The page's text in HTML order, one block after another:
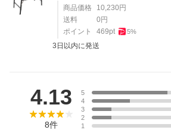
商品価格 10,230 円
送料
0 円
ポイント
469pt 5%
3日以内に発送
4.13
8件
5
4
3
2
1